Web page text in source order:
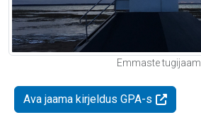
Emmaste tugijaam
Ava jaama kirjeldus GPA-s